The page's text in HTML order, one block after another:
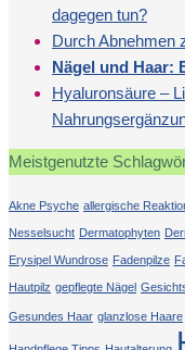
dagegen tun?
Durch Abnehmen
Nägel und Haar:
Hyaluronsäure –
Meistgenutzte
Akne Psyche allergische
Nesselsucht Dermatophyten
Erysipel Wundrose Fadenpilze
Hautpilz gepflegte Nägel
Gesundes Haar glanzlose Haare